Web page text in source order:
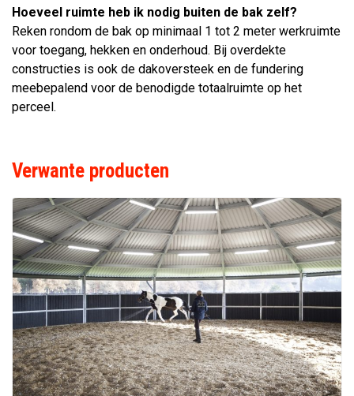
Hoeveel ruimte heb ik nodig buiten de bak zelf?
Reken rondom de bak op minimaal 1 tot 2 meter werkruimte
voor toegang, hekken en onderhoud. Bij overdekte
constructies is ook de dakoversteek en de fundering
meebepalend voor de benodigde totaalruimte op het
perceel.
Verwante producten